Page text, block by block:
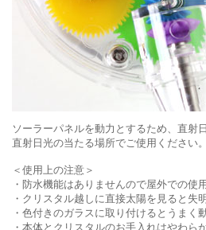
ソーラーパネルを動力とするため、直射
直射日光の当たる場所でご使用ください
＜使用上の注意＞
・防水機能はありませんので屋外での
・クリスタル越しに直接太陽を見ると失
・色付きのガラスに取り付けるとうまく
・本体とクリスタルのお手入れはやわら